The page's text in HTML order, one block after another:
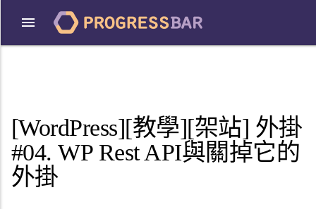
[WordPress][教學][架站] 外掛
#04. WP Rest API與關掉它的
外掛